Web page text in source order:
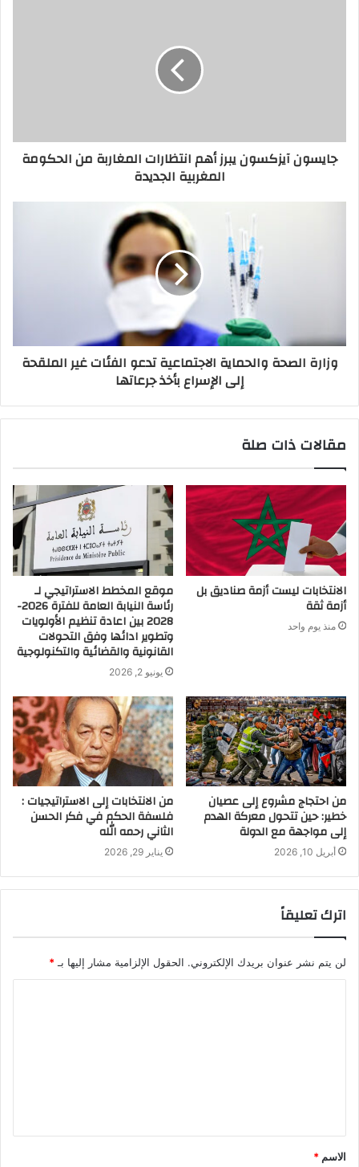
جايسون آيزكسون يبرز أهم انتظارات المغاربة من الحكومة
المغربية الجديدة
وزارة الصحة والحماية الاجتماعية تدعو الفئات غير الملقحة
إلى الإسراع بأخذ جرعاتها
مقالات ذات صلة
الانتخابات ليست أزمة صناديق بل
أزمة ثقة
منذ يوم واحد
موقع المخطط الاستراتيجي لـ
رئاسة النيابة العامة للفترة 2026-
2028 بين اعادة تنظيم الأولويات
وتطوير ادائها وفق التحولات
القانونية والقضائية والتكنولوجية
يونيو 2, 2026
من احتجاج مشروع إلى عصيان
خطير: حين تتحول معركة الهدم
إلى مواجهة مع الدولة
أبريل 10, 2026
من الانتخابات إلى الاستراتيجيات :
فلسفة الحكم في فكر الحسن
الثاني رحمه الله
يناير 29, 2026
اترك تعليقاً
لن يتم نشر عنوان بريدك الإلكتروني. الحقول الإلزامية مشار إليها بـ*
الاسم *